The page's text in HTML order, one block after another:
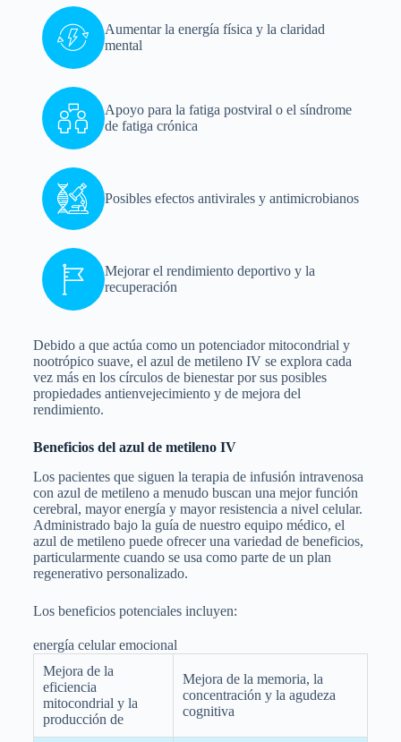
Aumentar la energía física y la claridad
mental
Apoyo para la fatiga postviral o el síndrome
de fatiga crónica
Posibles efectos antivirales y antimicrobianos
Mejorar el rendimiento deportivo y la
recuperación
Debido a que actúa como un potenciador mitocondrial y
nootrópico suave, el azul de metileno IV se explora cada
vez más en los círculos de bienestar por sus posibles
propiedades antienvejecimiento y de mejora del
rendimiento.
Beneficios del azul de metileno IV
Los pacientes que siguen la terapia de infusión intravenosa
con azul de metileno a menudo buscan una mejor función
cerebral, mayor energía y mayor resistencia a nivel celular.
Administrado bajo la guía de nuestro equipo médico, el
azul de metileno puede ofrecer una variedad de beneficios,
particularmente cuando se usa como parte de un plan
regenerativo personalizado.
Los beneficios potenciales incluyen:
energía celular emocional
Mejora de la
eficiencia
mitocondrial y la
producción de
Mejora de la memoria, la
concentración y la agudeza
cognitiva